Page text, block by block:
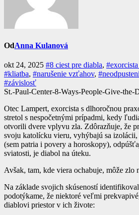
OdAnna Kulanová
okt 24, 2025 #8 ciest pre diabla,
#kliatba, #narušenie vzťahov,
#závislosť
St.-Paul-Center-8-Ways-People-Give-the-
Otec Lampert, exorcista s dlhoročnou
stretol s nespočetnými prípadmi, kedy
otvorili dvere vplyvu zla. Zdôrazňuje, že
svoju katolícku vieru, vyhýbajú sa
(sem patria i povery a horoskopy),
sviatosti, je diabol na úteku.
Avšak, tam, kde viera ochabuje, môže
Na základe svojich skúseností identifikoval
podotýkame, že niektoré veľmi
diablovi priestor v ich živote: